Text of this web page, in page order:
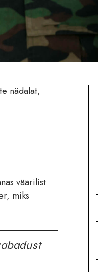
nädalat,
väärilist
miks